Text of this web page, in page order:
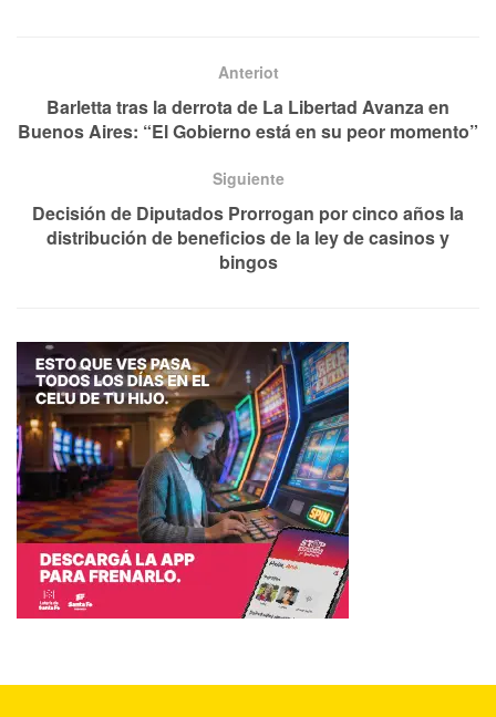
Anteriot
Barletta tras la derrota de La Libertad Avanza en
Buenos Aires: “El Gobierno está en su peor momento”
Siguiente
Decisión de Diputados Prorrogan por cinco años la
distribución de beneficios de la ley de casinos y
bingos